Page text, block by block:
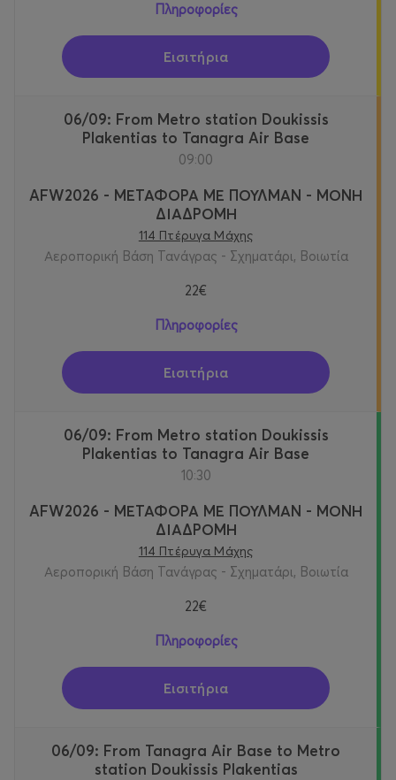
Πληροφορίες
Εισιτήρια
06/09: From Metro station Doukissis
Plakentias to Tanagra Air Base
09:00
AFW2026 - ΜΕΤΑΦΟΡΑ ΜΕ ΠΟΥΛΜΑΝ - ΜΟΝΗ
ΔΙΑΔΡΟΜΗ
114 Πτέρυγα Μάχης
Αεροπορική Βάση Τανάγρας - Σχηματάρι, Βοιωτία
22€
Πληροφορίες
Εισιτήρια
06/09: From Metro station Doukissis
Plakentias to Tanagra Air Base
10:30
AFW2026 - ΜΕΤΑΦΟΡΑ ΜΕ ΠΟΥΛΜΑΝ - ΜΟΝΗ
ΔΙΑΔΡΟΜΗ
114 Πτέρυγα Μάχης
Αεροπορική Βάση Τανάγρας - Σχηματάρι, Βοιωτία
22€
Πληροφορίες
Εισιτήρια
06/09: From Tanagra Air Base to Metro
station Doukissis Plakentias